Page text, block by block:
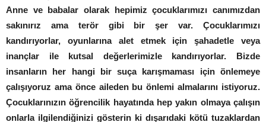
Anne ve babalar olarak hepimiz çocuklarımızı canımızdan
sakınırız ama terör gibi bir şer var. Çocuklarımızı
kandırıyorlar, oyunlarına alet etmek için şahadetle veya
inançlar ile kutsal değerlerimizle kandırıyorlar. Bizde
insanların her hangi bir suça karışmaması için önlemeye
çalışıyoruz ama önce aileden bu önlemi almalarını istiyoruz.
Çocuklarınızın öğrencilik hayatında hep yakın olmaya çalışın
onlarla ilgilendiğinizi gösterin ki dışarıdaki kötü tuzaklardan